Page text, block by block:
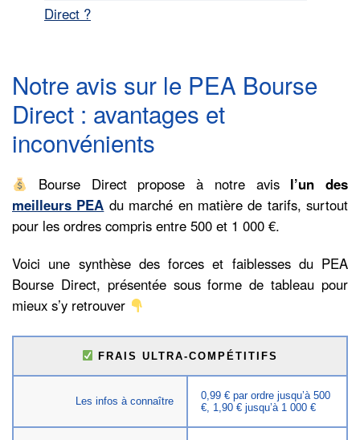
Direct ?
Notre avis sur le PEA Bourse
Direct : avantages et
inconvénients
Bourse Direct propose à notre avis l’un des
meilleurs PEA du marché en matière de tarifs, surtout
pour les ordres compris entre 500 et 1 000 €.
Voici une synthèse des forces et faiblesses du PEA
Bourse Direct, présentée sous forme de tableau pour
mieux s’y retrouver
FRAIS ULTRA-COMPÉTITIFS
Les infos à connaître
0,99 € par ordre jusqu’à 500
€, 1,90 € jusqu’à 1 000 €